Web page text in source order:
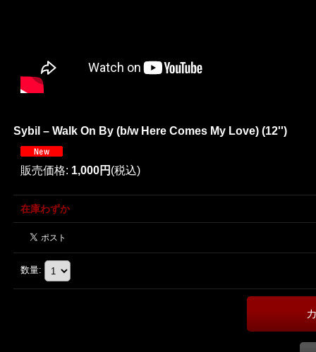
Sybil ‎– Walk On By (b/w Here Comes My Love) (12'')
販売価格: 1,000円 (税込)
在庫わずか
数量: